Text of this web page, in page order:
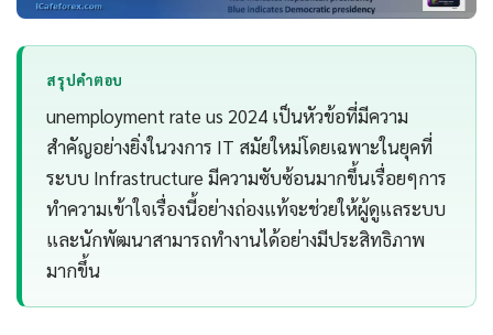
สรุปคำตอบ
unemployment rate us 2024 เป็นหัวข้อที่มีความ
สำคัญอย่างยิ่งในวงการ IT สมัยใหม่โดยเฉพาะในยุคที่
ระบบ Infrastructure มีความซับซ้อนมากขึ้นเรื่อยๆการ
ทำความเข้าใจเรื่องนี้อย่างถ่องแท้จะช่วยให้ผู้ดูแลระบบ
และนักพัฒนาสามารถทำงานได้อย่างมีประสิทธิภาพ
มากขึ้น